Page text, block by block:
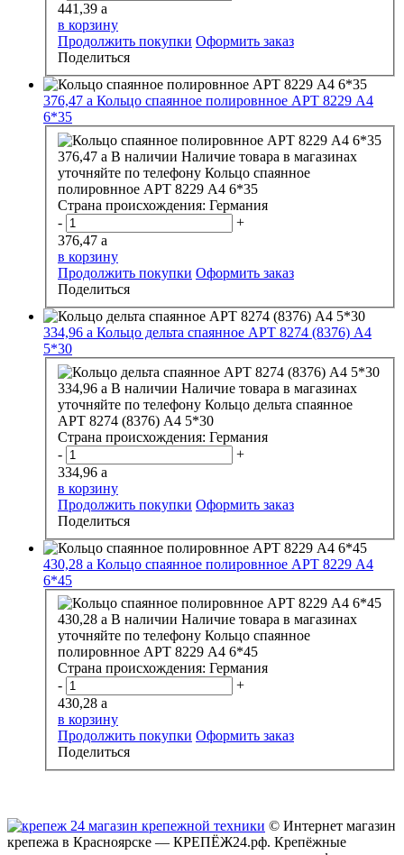
441,39 a
в корзину
Продолжить покупки Оформить заказ
Поделиться
376,47 a Кольцо спаянное полировнное АРТ 8229 А4
6*35
376,47 a В наличии Наличие товара в магазинах
уточняйте по телефону Кольцо спаянное
полировнное АРТ 8229 А4 6*35
Страна происхождения: Германия
-
+
376,47 a
в корзину
Продолжить покупки Оформить заказ
Поделиться
334,96 a Кольцо дельта спаянное АРТ 8274 (8376) А4
5*30
334,96 a В наличии Наличие товара в магазинах
уточняйте по телефону Кольцо дельта спаянное
АРТ 8274 (8376) А4 5*30
Страна происхождения: Германия
-
+
334,96 a
в корзину
Продолжить покупки Оформить заказ
Поделиться
430,28 a Кольцо спаянное полировнное АРТ 8229 А4
6*45
430,28 a В наличии Наличие товара в магазинах
уточняйте по телефону Кольцо спаянное
полировнное АРТ 8229 А4 6*45
Страна происхождения: Германия
-
+
430,28 a
в корзину
Продолжить покупки Оформить заказ
Поделиться
© Интернет магазин
крепежа в Красноярске — КРЕПЁЖ24.рф. Крепёжные